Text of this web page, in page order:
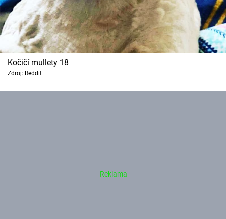
Kočičí mullety 18
Zdroj: Reddit